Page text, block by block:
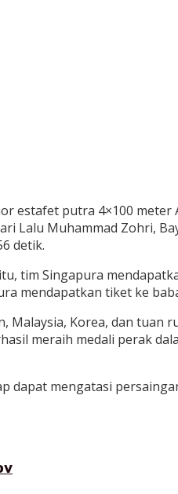
putra 4×100 meter
Lalu Muhammad Zohri,
detik.
tim Singapura
mendapatkan tiket ke
Korea, dan tuan
meraih medali perak
dapat mengatasi